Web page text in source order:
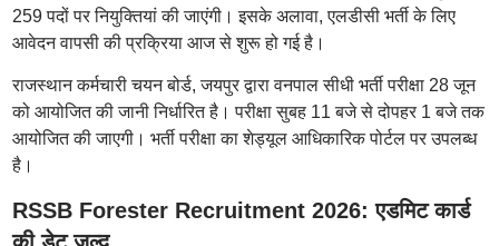
259 पदों पर नियुक्तियां की जाएंगी। इसके अलावा, एलडीसी भर्ती के लिए
आवेदन वापसी की प्रक्रिया आज से शुरू हो गई है।
राजस्थान कर्मचारी चयन बोर्ड, जयपुर द्वारा वनपाल सीधी भर्ती परीक्षा 28 जून
को आयोजित की जानी निर्धारित है। परीक्षा सुबह 11 बजे से दोपहर 1 बजे तक
आयोजित की जाएगी। भर्ती परीक्षा का शेड्यूल आधिकारिक पोर्टल पर उपलब्ध
है।
RSSB Forester Recruitment 2026: एडमिट कार्ड